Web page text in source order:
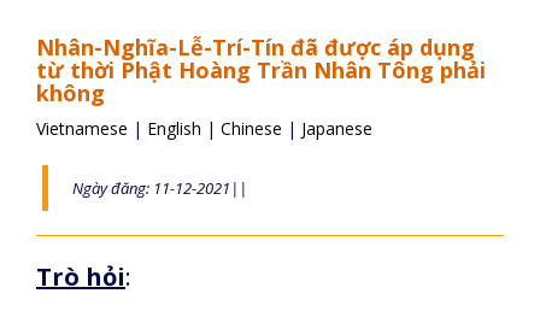
Nhân-Nghĩa-Lễ-Trí-Tín đã được áp dụng
từ thời Phật Hoàng Trần Nhân Tông phải
không
Vietnamese | English | Chinese | Japanese
Ngày đăng: 11-12-2021||
Trò hỏi: